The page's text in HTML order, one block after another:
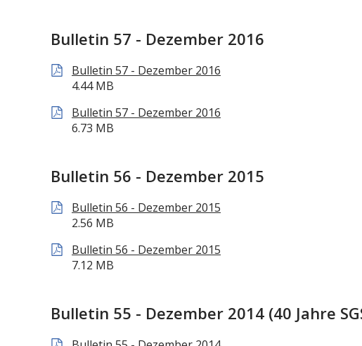
Bulletin 57 - Dezember 2016
Bulletin 57 - Dezember 2016
4.44 MB
Bulletin 57 - Dezember 2016
6.73 MB
Bulletin 56 - Dezember 2015
Bulletin 56 - Dezember 2015
2.56 MB
Bulletin 56 - Dezember 2015
7.12 MB
Bulletin 55 - Dezember 2014 (40 Jahre